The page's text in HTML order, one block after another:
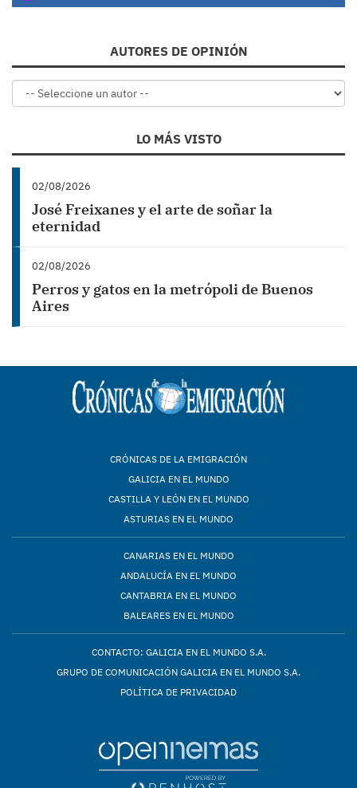
AUTORES DE OPINIÓN
LO MÁS VISTO
02/08/2026
José Freixanes y el arte de soñar la
eternidad
02/08/2026
Perros y gatos en la metrópoli de Buenos
Aires
CRÓNICAS DE LA EMIGRACIÓN
GALICIA EN EL MUNDO
CASTILLA Y LEÓN EN EL MUNDO
ASTURIAS EN EL MUNDO
CANARIAS EN EL MUNDO
ANDALUCÍA EN EL MUNDO
CANTABRIA EN EL MUNDO
BALEARES EN EL MUNDO
CONTACTO: GALICIA EN EL MUNDO S.A.
GRUPO DE COMUNICACIÓN GALICIA EN EL MUNDO S.A.
POLÍTICA DE PRIVACIDAD